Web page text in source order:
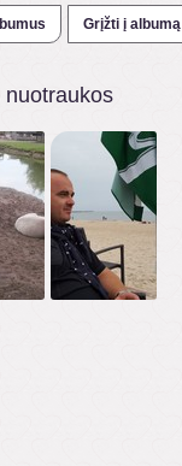
Grįžti į albumą